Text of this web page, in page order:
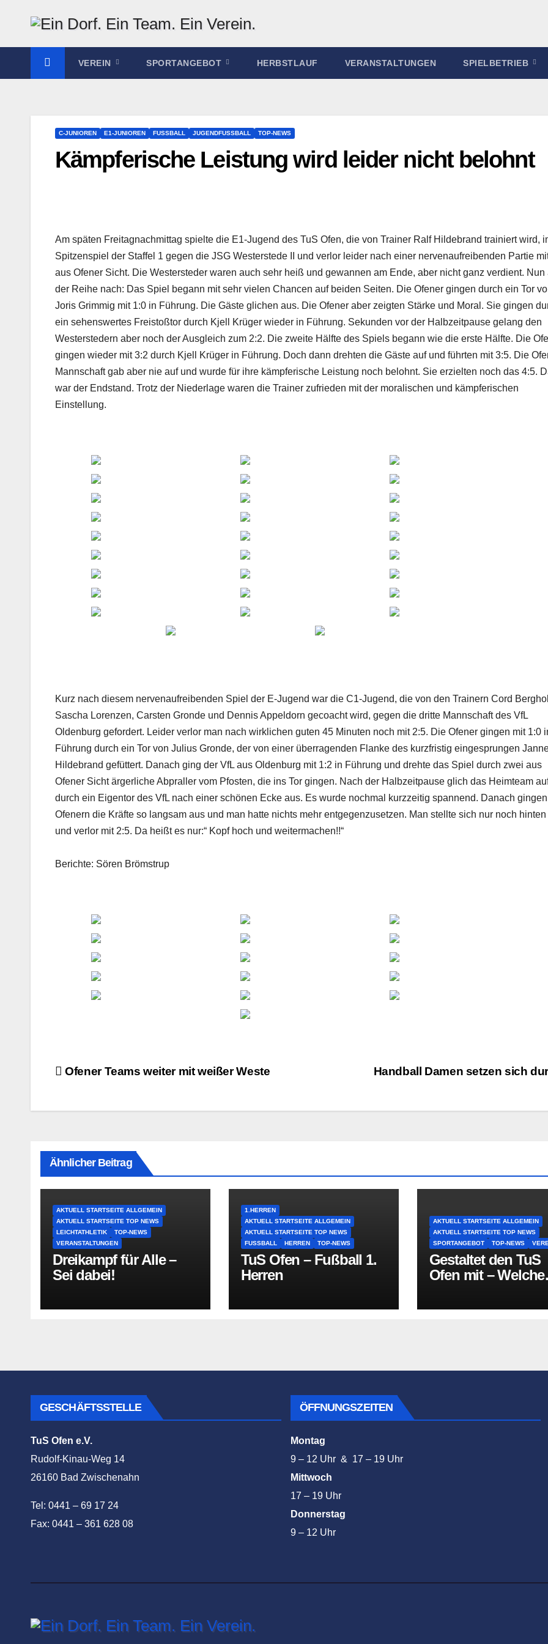
springen
VEREIN SPORTANGEBOT HERBSTLAUF VERANSTALTUNGEN SPIELBETRIEB
C-JUNIOREN E1-JUNIOREN FUSSBALL JUGENDFUSSBALL TOP-NEWS
Kämpferische Leistung wird leider nicht belohnt
Am späten Freitagnachmittag spielte die E1-Jugend des TuS Ofen, die von Trainer Ralf Hildebrand trainiert wird,
Spitzenspiel der Staffel 1 gegen die JSG Westerstede II und verlor leider nach einer nervenaufreibenden Partie
aus Ofener Sicht. Die Westersteder waren auch sehr heiß und gewannen am Ende, aber nicht ganz verdient. Nun
der Reihe nach: Das Spiel begann mit sehr vielen Chancen auf beiden Seiten. Die Ofener gingen durch ein Tor
Joris Grimmig mit 1:0 in Führung. Die Gäste glichen aus. Die Ofener aber zeigten Stärke und Moral. Sie gingen
ein sehenswertes Freistoßtor durch Kjell Krüger wieder in Führung. Sekunden vor der Halbzeitpause gelang den
Westerstedern aber noch der Ausgleich zum 2:2. Die zweite Hälfte des Spiels begann wie die erste Hälfte. Die
gingen wieder mit 3:2 durch Kjell Krüger in Führung. Doch dann drehten die Gäste auf und führten mit 3:5. Die
Mannschaft gab aber nie auf und wurde für ihre kämpferische Leistung noch belohnt. Sie erzielten noch das 4:5.
war der Endstand. Trotz der Niederlage waren die Trainer zufrieden mit der moralischen und kämpferischen
Einstellung.
Kurz nach diesem nervenaufreibenden Spiel der E-Jugend war die C1-Jugend, die von den Trainern Cord
Sascha Lorenzen, Carsten Gronde und Dennis Appeldorn gecoacht wird, gegen die dritte Mannschaft des VfL
Oldenburg gefordert. Leider verlor man nach wirklichen guten 45 Minuten noch mit 2:5. Die Ofener gingen mit 1:0
Führung durch ein Tor von Julius Gronde, der von einer überragenden Flanke des kurzfristig eingesprungen
Hildebrand gefüttert. Danach ging der VfL aus Oldenburg mit 1:2 in Führung und drehte das Spiel durch zwei aus
Ofener Sicht ärgerliche Abpraller vom Pfosten, die ins Tor gingen. Nach der Halbzeitpause glich das Heimteam
durch ein Eigentor des VfL nach einer schönen Ecke aus. Es wurde nochmal kurzzeitig spannend. Danach
Ofenern die Kräfte so langsam aus und man hatte nichts mehr entgegenzusetzen. Man stellte sich nur noch
und verlor mit 2:5. Da heißt es nur:“ Kopf hoch und weitermachen!!“
Berichte: Sören Brömstrup
Beitragsnavigation Handball Damen setzen sich
Ofener Teams weiter mit weißer Weste
Ähnlicher Beitrag
AKTUELL STARTSEITE ALLGEMEIN
AKTUELL STARTSEITE TOP NEWS
LEICHTATHLETIK
TOP-NEWS
VERANSTALTUNGEN
Dreikampf für Alle –
Sei dabei!
1.HERREN
AKTUELL STARTSEITE ALLGEMEIN
AKTUELL STARTSEITE TOP NEWS
FUSSBALL
HERREN TOP-NEWS
TuS Ofen – Fußball 1.
Herren
AKTUELL STARTSEITE ALLGEMEIN
AKTUELL STARTSEITE TOP NEWS
SPORTANGEBOT
TOP-NEWS
Gestaltet den TuS
Ofen mit – Welche
GESCHÄFTSSTELLE
TuS Ofen e.V.
Rudolf-Kinau-Weg 14
26160 Bad Zwischenahn
Tel: 0441 – 69 17 24
Fax: 0441 – 361 628 08
ÖFFNUNGSZEITEN
Montag
9 – 12 Uhr & 17 – 19 Uhr
Mittwoch
17 – 19 Uhr
Donnerstag
9 – 12 Uhr